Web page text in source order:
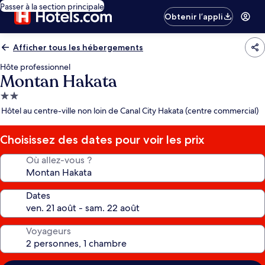
Passer à la section principale
Obtenir l’appli
Afficher tous les hébergements
Hôte professionnel
Montan Hakata
Hébergement
2.0 étoiles
Hôtel au centre-ville non loin de Canal City Hakata (centre commercial)
Choisissez des dates pour voir les prix
Où allez-vous ?
Dates
Voyageurs